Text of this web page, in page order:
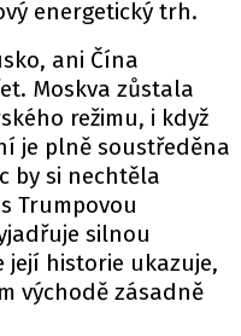
energetický trh.
ani Čína
Moskva zůstala
režimu, i když
je plně soustředěna
by si nechtěla
Trumpovou
silnou
historie ukazuje,
východě zásadně